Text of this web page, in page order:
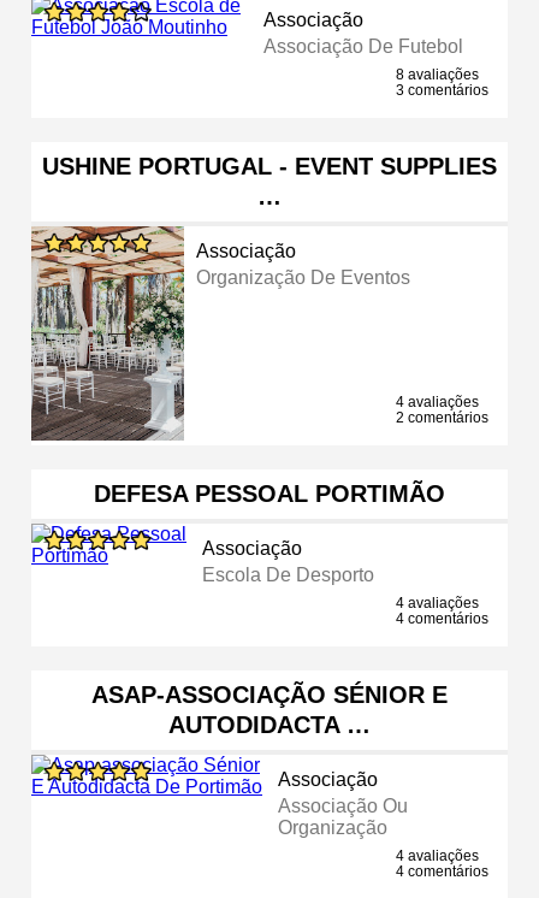
Associação
Associação De Futebol
8 avaliações
3 comentários
USHINE PORTUGAL - EVENT SUPPLIES
…
Associação
Organização De Eventos
4 avaliações
2 comentários
DEFESA PESSOAL PORTIMÃO
Associação
Escola De Desporto
4 avaliações
4 comentários
ASAP-ASSOCIAÇÃO SÉNIOR E
AUTODIDACTA …
Associação
Associação Ou
Organização
4 avaliações
4 comentários